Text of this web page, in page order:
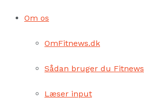
Om os
OmFitnews.dk
Sådan bruger du Fitnews
Læser input